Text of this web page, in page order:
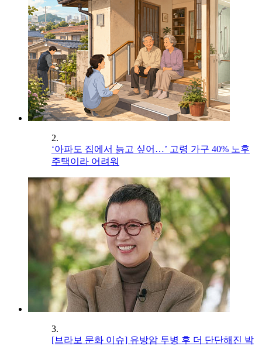
2.
‘아파도 집에서 늙고 싶어…’ 고령 가구 40% 노후
주택이라 어려워
3.
[브라보 문화 이슈] 유방암 투병 후 더 단단해진 박